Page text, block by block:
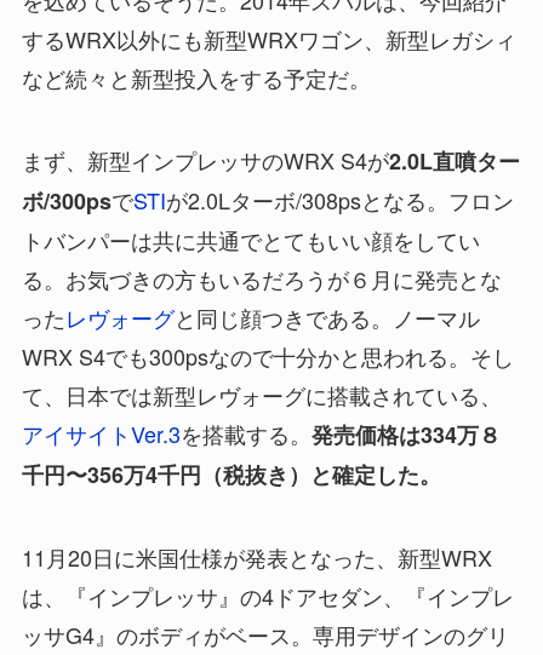
するWRX以外にも新型WRXワゴン、新型レガシィ
など続々と新型投入をする予定だ。
まず、新型インプレッサのWRX S4が2.0L直噴ター
ボ/300psでSTIが2.0Lターボ/308psとなる。フロン
トバンパーは共に共通でとてもいい顔をしてい
る。お気づきの方もいるだろうが６月に発売とな
ったレヴォーグと同じ顔つきである。ノーマル
WRX S4でも300psなので十分かと思われる。そし
て、日本では新型レヴォーグに搭載されている、
アイサイトVer.3を搭載する。 発売価格は334万８
千円〜356万4千円（税抜き）と確定した。
11月20日に米国仕様が発表となった、新型WRX
は、『インプレッサ』の4ドアセダン、『インプレ
ッサG4』のボディがベース。専用デザインのグリ